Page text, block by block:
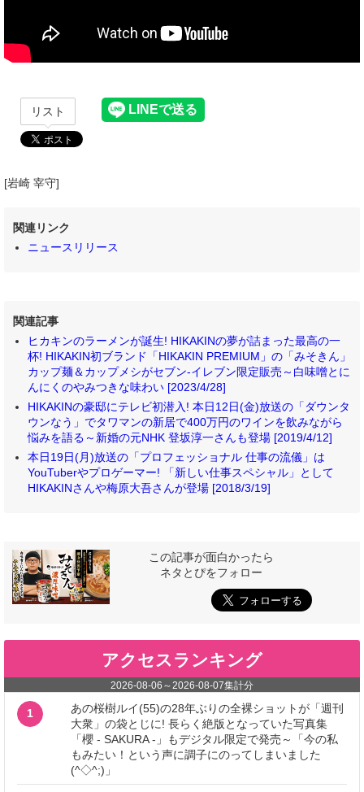
リスト
[岩崎 宰守]
関連リンク
ニュースリリース
関連記事
ヒカキンのラーメンが誕生! HIKAKINの夢が詰まった最高の一
杯! HIKAKIN初ブランド「HIKAKIN PREMIUM」の「みそきん」
カップ麺＆カップメシがセブン‐イレブン限定販売～白味噌とに
んにくのやみつきな味わい [2023/4/28]
HIKAKINの豪邸にテレビ初潜入! 本日12日(金)放送の「ダウンタ
ウンなう」でタワマンの新居で400万円のワインを飲みながら
悩みを語る～新婚の元NHK 登坂淳一さんも登場 [2019/4/12]
本日19日(月)放送の「プロフェッショナル 仕事の流儀」は
YouTuberやプロゲーマー! 「新しい仕事スペシャル」として
HIKAKINさんや梅原大吾さんが登場 [2018/3/19]
この記事が面白かったら
ネタとぴをフォロー
アクセスランキング
2026-08-06 ～ 2026-08-07集計分
1
あの桜樹ルイ(55)の28年ぶりの全裸ショットが「週刊
大衆」の袋とじに! 長らく絶版となっていた写真集
「櫻 - SAKURA -」もデジタル限定で発売～「今の私
もみたい！という声に調子にのってしまいました
(^◇^;)」